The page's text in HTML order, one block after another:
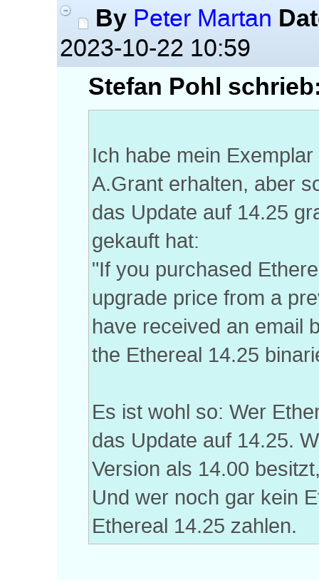
By Peter Martan
2023-10-22 10:59
Stefan Pohl
Ich habe mein
A.Grant erhalten, aber
das Update auf 14.25
gekauft hat:
"If you purchased
upgrade price from a
have received an email
the Ethereal 14.25
Es ist wohl so: Wer
das Update auf 14.25.
Version als 14.00
Und wer noch gar kein
Ethereal 14.25 zahlen.